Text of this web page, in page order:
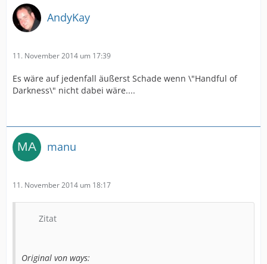
AndyKay
11. November 2014 um 17:39
Es wäre auf jedenfall äußerst Schade wenn \"Handful of
Darkness\" nicht dabei wäre....
manu
11. November 2014 um 18:17
Zitat
Original von ways: